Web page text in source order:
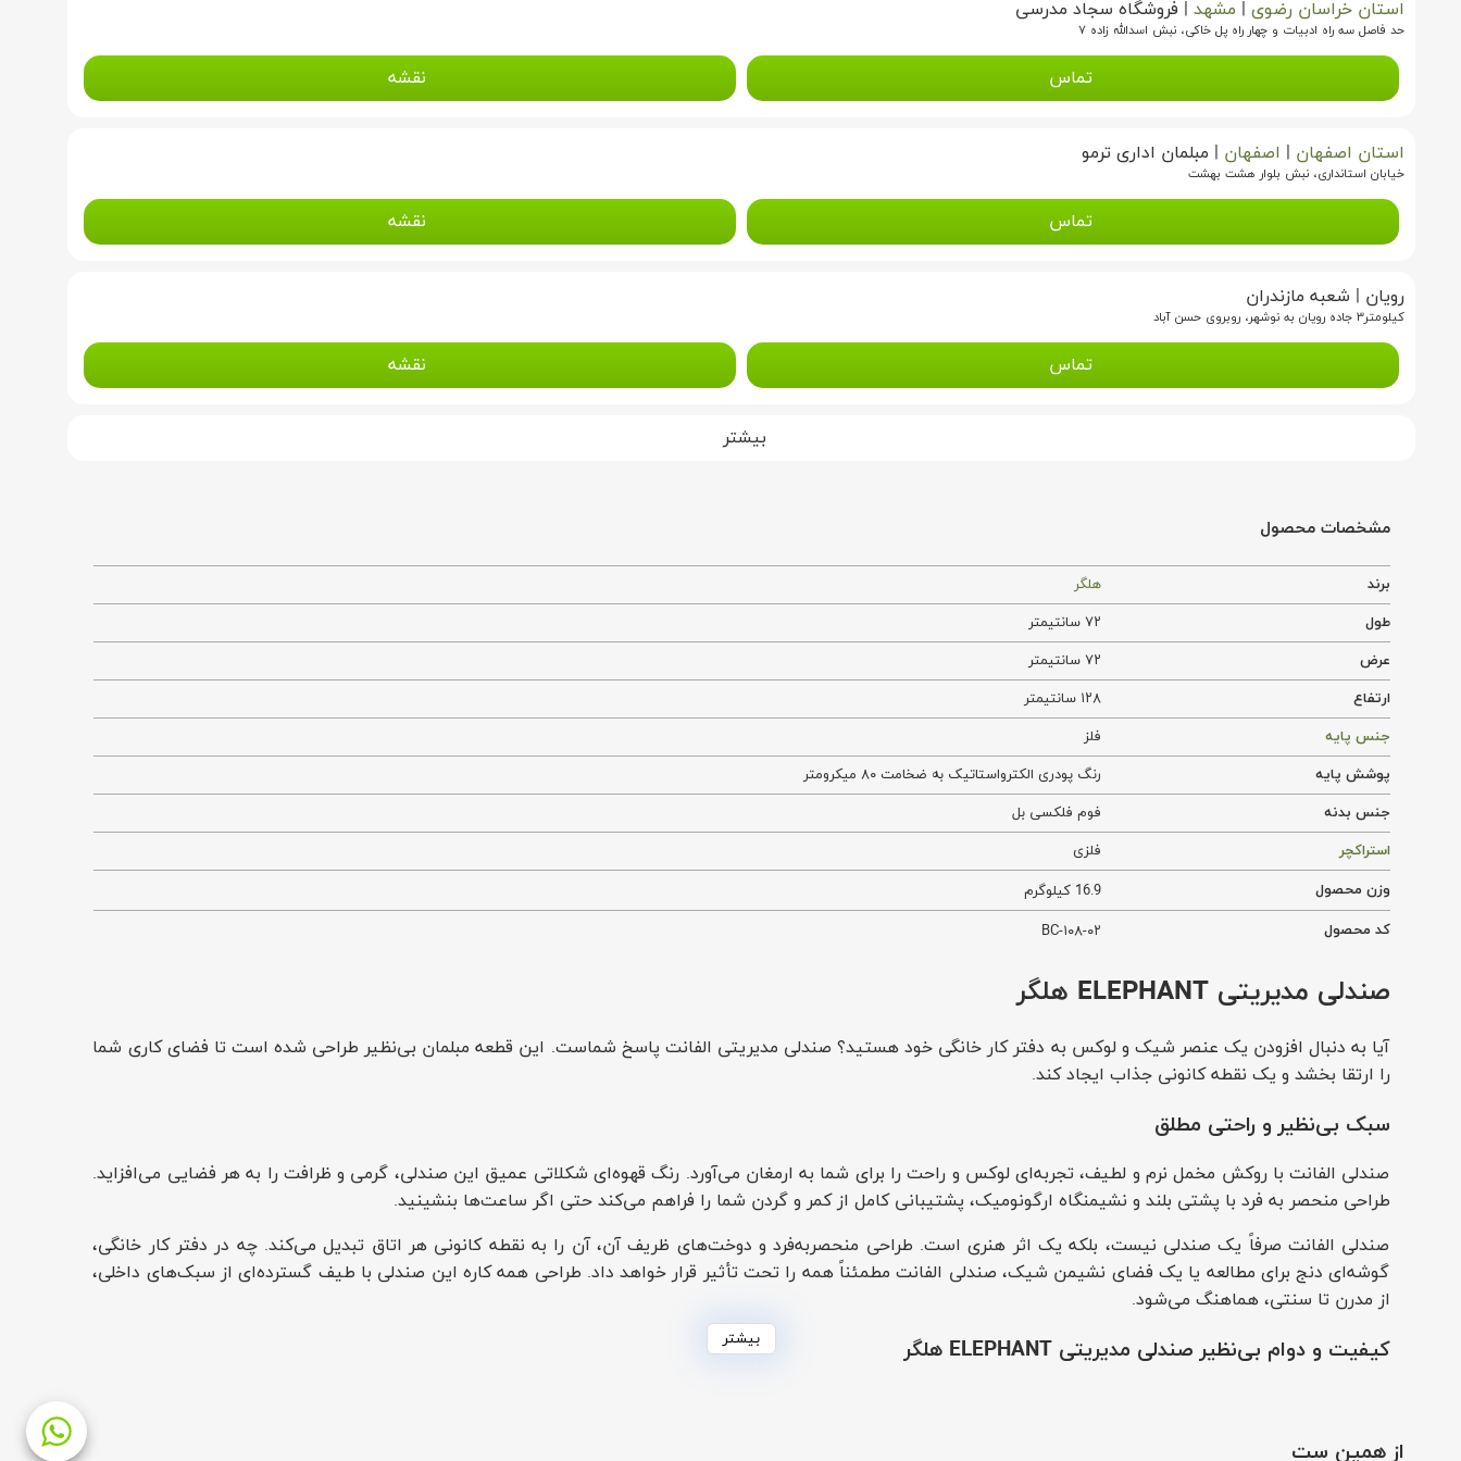
استان خراسان رضوی | مشهد | فروشگاه سجاد مدرسی
حد فاصل سه راه ادبیات و چهار راه پل خاکی، نبش اسدالله زاده ۷
تماس نقشه
استان اصفهان | اصفهان | مبلمان اداری ترمو
خیابان استانداری، نبش بلوار هشت بهشت
تماس نقشه
رویان | شعبه مازندران
کیلومتر۳ جاده رویان به نوشهر، روبروی حسن آباد
تماس نقشه
بیشتر
مشخصات محصول
برند
هلگر
طول
۷۲ سانتیمتر
عرض
۷۲ سانتیمتر
ارتفاع
۱۲۸ سانتیمتر
جنس پایه
فلز
پوشش پایه
رنگ پودری الکترواستاتیک به ضخامت ۸۰ میکرومتر
جنس بدنه
فوم فلکسی بل
استراکچر
فلزی
وزن محصول
16.9 کیلوگرم
کد محصول
BC-۱۰۸-۰۲
صندلی مدیریتیELEPHANT هلگر
آیا به دنبال افزودن یک عنصر شیک و لوکس به دفتر کار خانگی خود هستید؟ صندلی مدیریتی الفانت پاسخ شماست. این قطعه مبلمان بی‌نظیر طراحی شده است تا فضای کاری شما
را ارتقا بخشد و یک نقطه کانونی جذاب ایجاد کند.
سبک بی‌نظیر و راحتی مطلق
صندلی الفانت با روکش مخمل نرم و لطیف، تجربه‌ای لوکس و راحت را برای شما به ارمغان می‌آورد. رنگ قهوه‌ای شکلاتی عمیق این صندلی، گرمی و ظرافت را به هر فضایی می‌افزاید.
طراحی منحصر به فرد با پشتی بلند و نشیمنگاه ارگونومیک، پشتیبانی کامل از کمر و گردن شما را فراهم می‌کند حتی اگر ساعت‌ها بنشینید.
صندلی الفانت صرفاً یک صندلی نیست، بلکه یک اثر هنری است. طراحی منحصربه‌فرد و دوخت‌های ظریف آن، آن را به نقطه کانونی هر اتاق تبدیل می‌کند. چه در دفتر کار خانگی،
گوشه‌ای دنج برای مطالعه یا یک فضای نشیمن شیک، صندلی الفانت مطمئناً همه را تحت تأثیر قرار خواهد داد. طراحی همه کاره این صندلی با طیف گسترده‌ای از سبک‌های داخلی،
از مدرن تا سنتی، هماهنگ می‌شود.
کیفیت و دوام بی‌نظیر صندلی مدیریتیELEPHANT هلگر بیشتر
از همین ست